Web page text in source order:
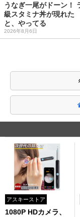
うなぎ一尾がドーン！
級スタミナ丼が現れた
と、やってる
2026年8月6日
アスキーストア
1080P HDカメラ、